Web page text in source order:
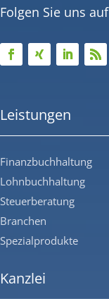
Folgen Sie uns auf
Leistungen
Finanzbuchhaltung
Lohnbuchhaltung
Steuerberatung
Branchen
Spezialprodukte
Kanzlei